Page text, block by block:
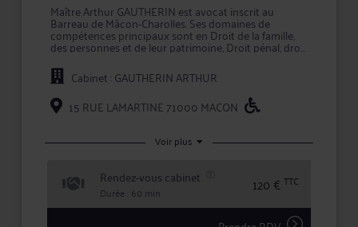
Maître Arthur GAUTHERIN est avocat inscrit au
Barreau de Mâcon-Charolles. Ses domaines de
compétences principaux sont en Droit de la famille,
des personnes et de leur patrimoine, Droit pénal, droit
des enfants / mineurs, droit des étrangers.
Pour toute problématique dans ses champs de
compétence, Me GAUTHERIN vous conseille
efficacement et vous assiste en justice, que ce soit en
demande ou pour défendre vos intérêts.
Maître GAUTHERIN accorde une importance toute
faire valoir vos droits en toute confidentialité et
sécurité juridique.
Cabinet : GAUTHERIN ARTHUR
15 RUE LAMARTINE 71000 MACON
Voir plus
Rendez-vous cabinet
Durée : 60 min 120 € TTC